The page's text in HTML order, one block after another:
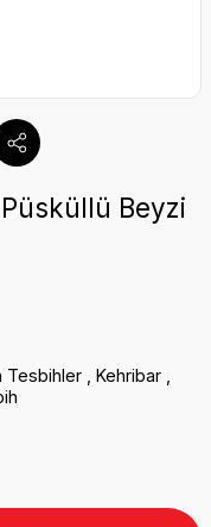
Beyzi
Tesbihler Kehribar